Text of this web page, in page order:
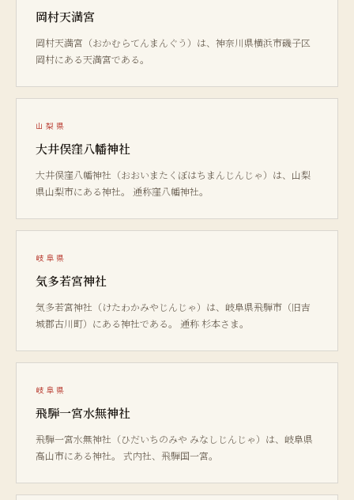
岡村天満宮
岡村天満宮（おかむらてんまんぐう）は、神奈川県横浜市磯子区
岡村にある天満宮である。
山梨県
大井俣窪八幡神社
大井俣窪八幡神社（おおいまたくぼはちまんじんじゃ）は、山梨
県山梨市にある神社。 通称窪八幡神社。
岐阜県
気多若宮神社
気多若宮神社（けたわかみやじんじゃ）は、岐阜県飛騨市（旧吉
城郡古川町）にある神社である。 通称 杉本さま。
岐阜県
飛騨一宮水無神社
飛騨一宮水無神社（ひだいちのみや みなしじんじゃ）は、岐阜県
高山市にある神社。 式内社、飛騨国一宮。